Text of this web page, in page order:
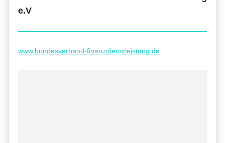
e.V
www.bundesverband-finanzdienstleistung.de